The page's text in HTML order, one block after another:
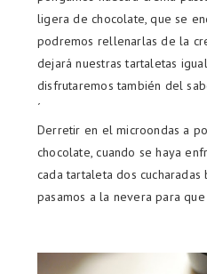
ligera de chocolate, que se
podremos rellenarlas de la
dejará nuestras tartaletas
disfrutaremos también del
´
Derretir en el microondas a
chocolate, cuando se haya
cada tartaleta dos cucharadas
pasamos a la nevera para